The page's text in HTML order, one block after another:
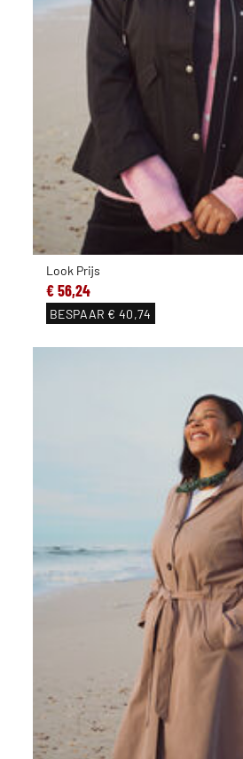
Look Prijs
€ 56,24
BESPAAR € 40,74